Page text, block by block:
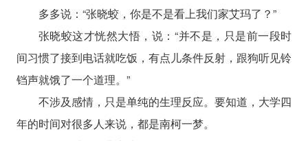
多多说：“张晓蛟，你是不是看上我们家艾玛了？”
张晓蛟这才恍然大悟，说：“并不是，只是前一段时
间习惯了接到电话就吃饭，有点儿条件反射，跟狗听见铃
铛声就饿了一个道理。”
不涉及感情，只是单纯的生理反应。要知道，大学四
年的时间对很多人来说，都是南柯一梦。